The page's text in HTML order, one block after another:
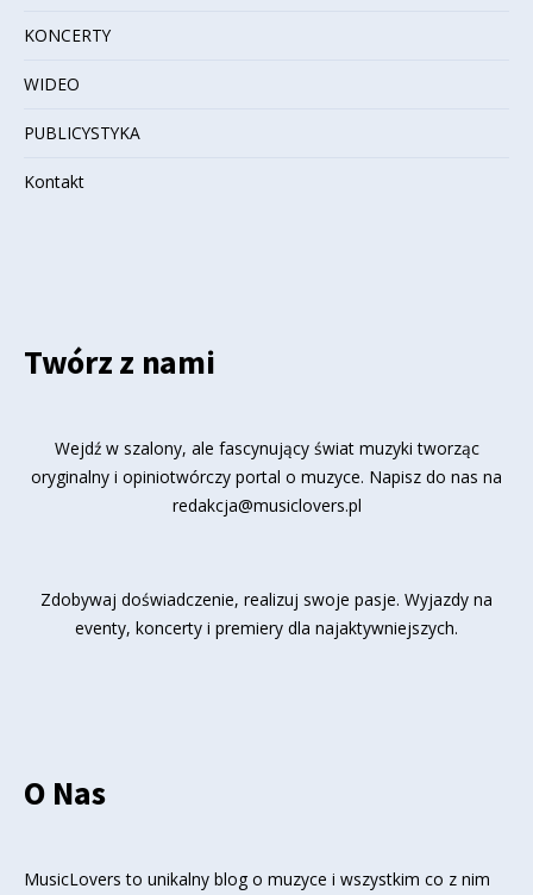
KONCERTY
WIDEO
PUBLICYSTYKA
Kontakt
Twórz z nami
Wejdź w szalony, ale fascynujący świat muzyki tworząc
oryginalny i opiniotwórczy portal o muzyce. Napisz do nas na
redakcja@musiclovers.pl
Zdobywaj doświadczenie, realizuj swoje pasje. Wyjazdy na
eventy, koncerty i premiery dla najaktywniejszych.
O Nas
MusicLovers to unikalny blog o muzyce i wszystkim co z nim